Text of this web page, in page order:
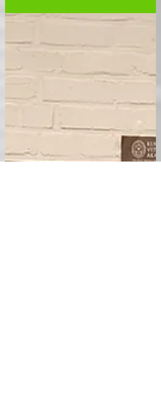
Danslessen schoolbal
Om de leerlingen ten volle te laten genieten
van het schoolbal worden er vooraf
de eerste les...